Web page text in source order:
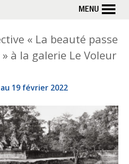
MENU
« La beauté passe
à la galerie Le Voleur
19 février 2022